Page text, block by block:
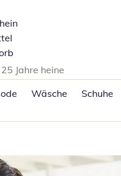
25 Jahre heine
Wäsche Schuhe